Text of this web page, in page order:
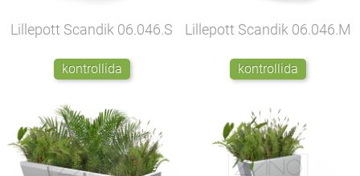
Lillepott Scandik 06.046.S
kontrollida
Lillepott Scandik 06.046.M
kontrollida